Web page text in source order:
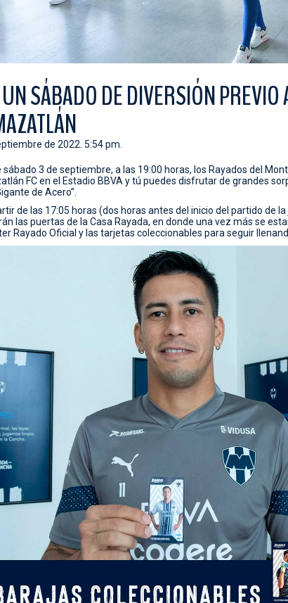
SÁBADO DE DIVERSIÓN PREVIO
de 2022. 5:54 pm.
sábado 3 de septiembre, a las 19:00 horas, los Rayados del
FC en el Estadio BBVA y tú puedes disfrutar de grandes
de Acero”.
de las 17:05 horas (dos horas antes del inicio del partido de
las puertas de la Casa Rayada, en donde una vez más se
Rayado Oficial y las tarjetas coleccionables para seguir